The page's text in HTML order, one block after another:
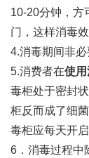
10-20分钟，方
门，这样消毒
4.消毒期间非必
5.消费者在使
毒柜处于密封
柜反而成了细
毒柜应每天开启
6．消毒过程中